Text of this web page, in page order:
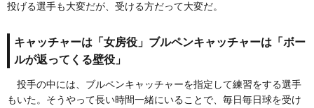
投げる選手も大変だが、受ける方だって大変だ。
キャッチャーは「女房役」ブルペンキャッチャーは「ボー
ルが返ってくる壁役」
投手の中には、ブルペンキャッチャーを指定して練習をする選手
もいた。そうやって長い時間一緒にいることで、毎日毎日球を受け